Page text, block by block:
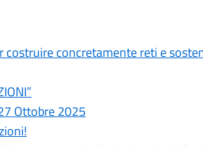
concretamente reti e
Ottobre 2025